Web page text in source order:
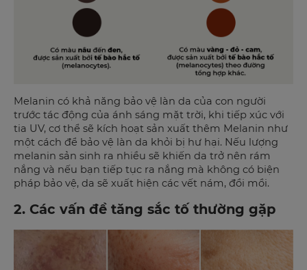
Melanin có khả năng bảo vệ làn da của con người
trước tác động của ánh sáng mặt trời, khi tiếp xúc với
tia UV, cơ thể sẽ kích hoạt sản xuất thêm Melanin như
một cách để bảo vệ làn da khỏi bị hư hại. Nếu lượng
melanin sản sinh ra nhiều sẽ khiến da trở nên rám
nắng và nếu bạn tiếp tục ra nắng mà không có biện
pháp bảo vệ, da sẽ xuất hiện các vết nám, đồi mồi.
2. Các vấn đề tăng sắc tố thường gặp